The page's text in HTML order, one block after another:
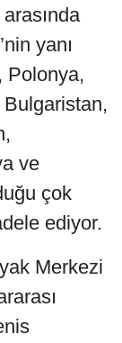
yanı
Polonya,
ve
çok
ediyor.
Merkezi